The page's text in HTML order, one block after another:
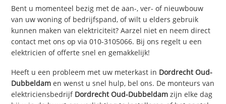
Bent u momenteel bezig met de aan-, ver- of nieuwbouw
van uw woning of bedrijfspand, of wilt u elders gebruik
kunnen maken van elektriciteit? Aarzel niet en neem direct
contact met ons op via 010-3105066. Bij ons regelt u een
elektricien of offerte snel en gemakkelijk!
Heeft u een probleem met uw meterkast in Dordrecht Oud-
Dubbeldam en wenst u snel hulp, bel ons. De monteurs van
elektriciensbedrijf Dordrecht Oud-Dubbeldam zijn elke dag